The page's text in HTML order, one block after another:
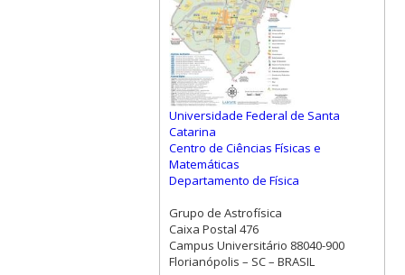
Universidade Federal de Santa
Catarina
Centro de Ciências Físicas e
Matemáticas
Departamento de Física
Grupo de Astrofísica
Caixa Postal 476
Campus Universitário 88040-900
Florianópolis – SC – BRASIL